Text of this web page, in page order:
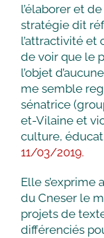
l’élaborer et
stratégie dit
l’attractivité et
de voir que le
l’objet
me semble
sénatrice
et-Vilaine et
culture,
11/03/2019.
Elle s’exprime
du Cneser le
projets de
différenciés